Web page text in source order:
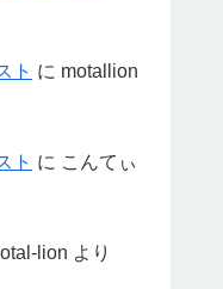
ト に motallion
ト に こんてぃ
lion より